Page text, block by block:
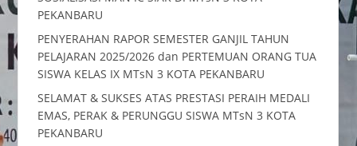
PEKANBARU
PENYERAHAN RAPOR SEMESTER GANJIL TAHUN
PELAJARAN 2025/2026 dan PERTEMUAN ORANG TUA
SISWA KELAS IX MTsN 3 KOTA PEKANBARU
SELAMAT & SUKSES ATAS PRESTASI PERAIH MEDALI
EMAS, PERAK & PERUNGGU SISWA MTsN 3 KOTA
PEKANBARU